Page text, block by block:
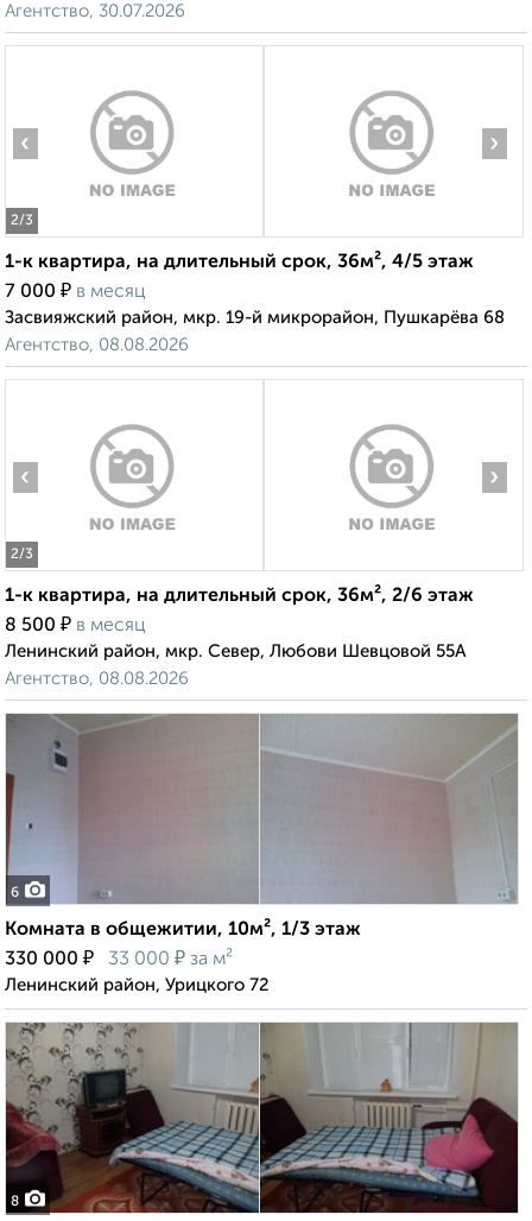
Агентство, 30.07.2026
2/3
‹ ›
1-к квартира, на длительный срок, 36м², 4/5 этаж
7 000 ₽ в месяц
Засвияжский район, мкр. 19-й микрорайон, Пушкарёва 68
Агентство, 08.08.2026
2/3
‹ ›
1-к квартира, на длительный срок, 36м², 2/6 этаж
8 500 ₽ в месяц
Ленинский район, мкр. Север, Любови Шевцовой 55А
Агентство, 08.08.2026
6
Комната в общежитии, 10м², 1/3 этаж
330 000 ₽ 33 000 ₽ за м²
Ленинский район, Урицкого 72
8